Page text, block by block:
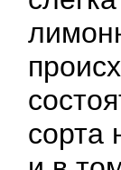
сорта